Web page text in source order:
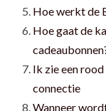
Hoe werkt de
Hoe gaat de
Ik zie een
connectie
Wanneer